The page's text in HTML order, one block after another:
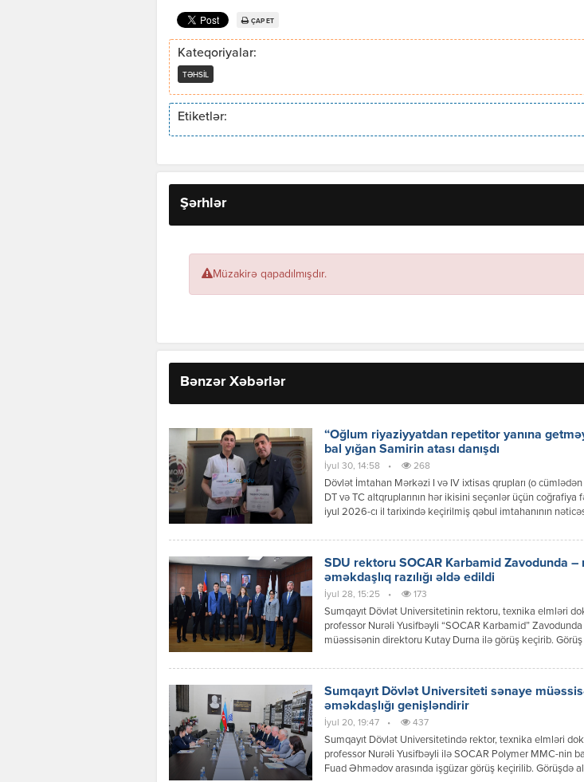
ÇAP ET
Kateqoriyalar:
TƏHSIL
Etiketlər:
Şərhlər
Müzakirə qapadılmışdır.
Bənzər Xəbərlər
“Oğlum riyaziyyatdan repetitor yanına
bal yığan Samirin atası danışdı
İyul 30, 14:58 • 268
Dövlət İmtahan Mərkəzi I və IV ixtisas qrupları (o
DT və TC altqruplarının hər ikisini seçənlər üçün coğrafiya
iyul 2026-cı il tarixində keçirilmiş qəbul imtahanının
700 bal toplayan Sumqayıt şəhəri Təbiət Elmləri
SDU rektoru SOCAR Karbamid Zavodunda –
əməkdaşlıq razılığı əldə edildi
İyul 28, 15:25 • 173
Sumqayıt Dövlət Universitetinin rektoru, texnika elmləri
professor Nurəli Yusifbəyli “SOCAR Karbamid”
müəssisənin direktoru Kutay Durna ilə görüş keçirib. Görüş
inkişafı, qarşılıqlı təcrübə mübadiləsinin genişləndirilməsi
Yusifbəyli universitet-sənaye əməkdaşlığının ali təhsilin
yüksəldilməsi və yüksəkixtisaslı […]
Sumqayıt Dövlət Universiteti sənaye
əməkdaşlığı genişləndirir
İyul 20, 19:47 • 437
Sumqayıt Dövlət Universitetində rektor, texnika elmləri
professor Nurəli Yusifbəyli ilə SOCAR Polymer MMC-nin
Fuad Əhmədov arasında işgüzar görüş keçirilib. Görüşdə